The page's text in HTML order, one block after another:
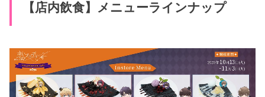
【店内飲食】メニューラインナップ